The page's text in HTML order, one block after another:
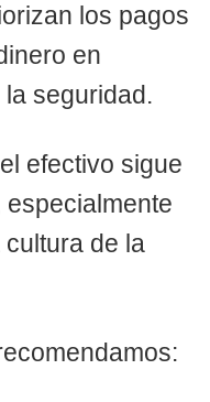
los pagos
en
seguridad.
efectivo sigue
de la